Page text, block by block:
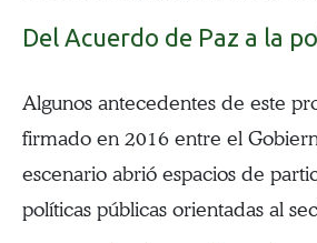
Del Acuerdo de Paz a la
Algunos antecedentes de este
firmado en 2016 entre el
escenario abrió espacios de
políticas públicas orientadas al